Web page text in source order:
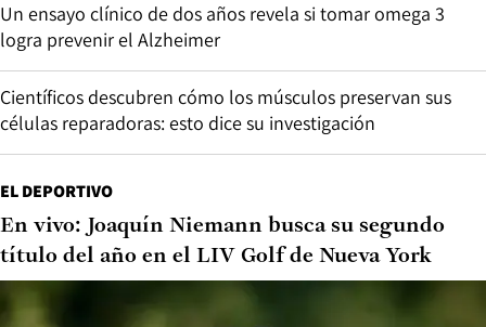
Un ensayo clínico de dos años revela si tomar omega 3
logra prevenir el Alzheimer
Científicos descubren cómo los músculos preservan sus
células reparadoras: esto dice su investigación
EL DEPORTIVO
En vivo: Joaquín Niemann busca su segundo
título del año en el LIV Golf de Nueva York